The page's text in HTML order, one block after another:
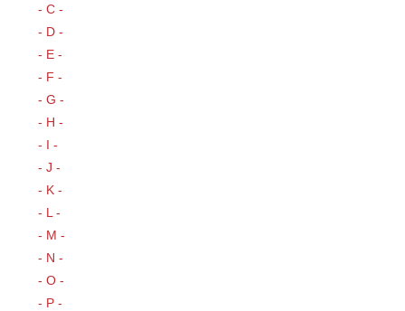
- C -
- D -
- E -
- F -
- G -
- H -
- I -
- J -
- K -
- L -
- M -
- N -
- O -
- P -